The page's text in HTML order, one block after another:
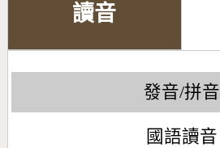
讀音
發音/拼音
國語讀音